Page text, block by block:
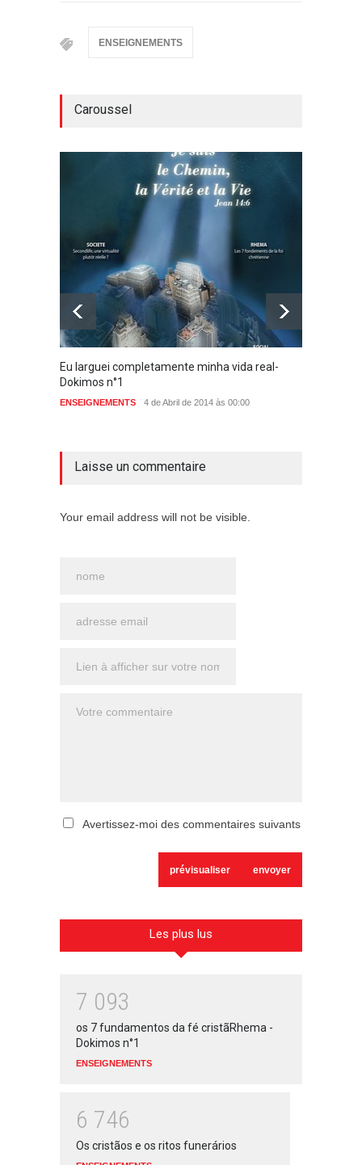
ENSEIGNEMENTS
Caroussel
Eu larguei completamente minha vida real-
Dokimos n°1
ENSEIGNEMENTS 4 de Abril de 2014 às 00:00
Laisse un commentaire
Your email address will not be visible.
Avertissez-moi des commentaires suivants
Les plus lus
7 093
os 7 fundamentos da fé cristãRhema -
Dokimos n°1
ENSEIGNEMENTS
6 746
Os cristãos e os ritos funerários